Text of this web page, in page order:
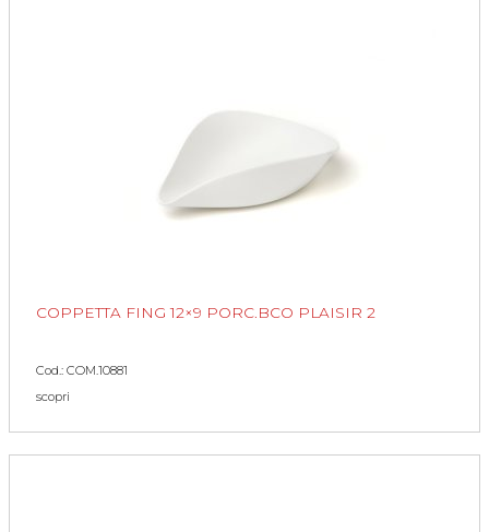
COPPETTA FING 12×9 PORC.BCO PLAISIR 2
Cod.: COM.10881
scopri